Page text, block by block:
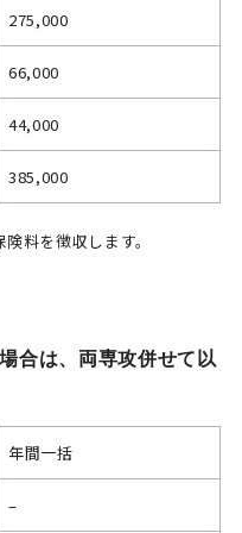
275,000
66,000
44,000
385,000
料を徴収します。
合は、両専攻併せて以
年間一括
–